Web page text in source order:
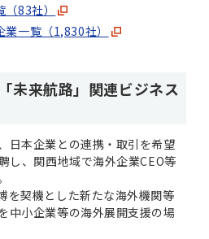
83社）
一覧（1,830社）
未来航路」関連ビジネス
日本企業との連携・取引を希望
し、関西地域で海外企業CEO等
を契機とした新たな海外機関等
中小企業等の海外展開支援の場